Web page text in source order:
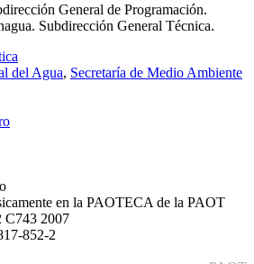
General de Programación.
Subdirección General Técnica.
del Agua, Secretaría de Medio Ambiente
en la PAOTECA de la PAOT
C743 2007
852-2